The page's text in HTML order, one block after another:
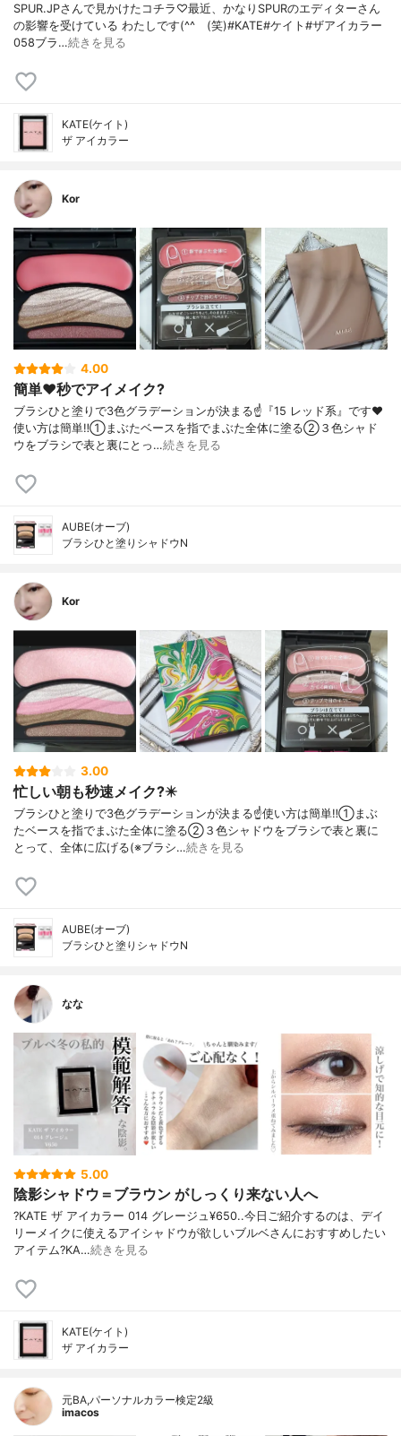
SPUR.JPさんで見かけたコチラ♡最近、かなりSPURのエディターさん
の影響を受けている わたしです(^^ゞ(笑)#KATE#ケイト#ザアイカラー
058ブラ…続きを見る
KATE(ケイト)
ザ アイカラー
Kor
4.00
簡単❤️秒でアイメイク?
ブラシひと塗りで3色グラデーションが決まる☝️『15 レッド系』です❤️
使い方は簡単‼️①まぶたベースを指でまぶた全体に塗る②３色シャド
ウをブラシで表と裏にとっ…続きを見る
AUBE(オーブ)
ブラシひと塗りシャドウN
Kor
3.00
忙しい朝も秒速メイク?️✴️
ブラシひと塗りで3色グラデーションが決まる☝️使い方は簡単‼️①まぶ
たベースを指でまぶた全体に塗る②３色シャドウをブラシで表と裏に
とって、全体に広げる(※ブラシ…続きを見る
AUBE(オーブ)
ブラシひと塗りシャドウN
なな
5.00
陰影シャドウ＝ブラウン がしっくり来ない人へ
?KATE ザ アイカラー 014 グレージュ¥650..今日ご紹介するのは、デイ
リーメイクに使えるアイシャドウが欲しいブルベさんにおすすめしたい
アイテム?KA…続きを見る
KATE(ケイト)
ザ アイカラー
元BA,パーソナルカラー検定2級
imacos